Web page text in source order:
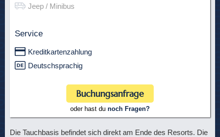
Jeep / Minibus
Service
Kreditkartenzahlung
Deutschsprachig
Buchungsanfrage
oder hast du noch Fragen?
Die Tauchbasis befindet sich direkt am Ende des Resorts. Die